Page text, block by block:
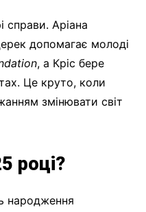
справи. Аріана
допомагає молоді
, а Кріс бере
Це круто, коли
змінювати світ
році?
народження